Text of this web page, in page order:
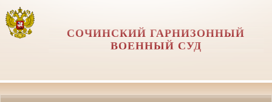
СОЧИНСКИЙ ГАРНИЗОННЫЙ
ВОЕННЫЙ СУД